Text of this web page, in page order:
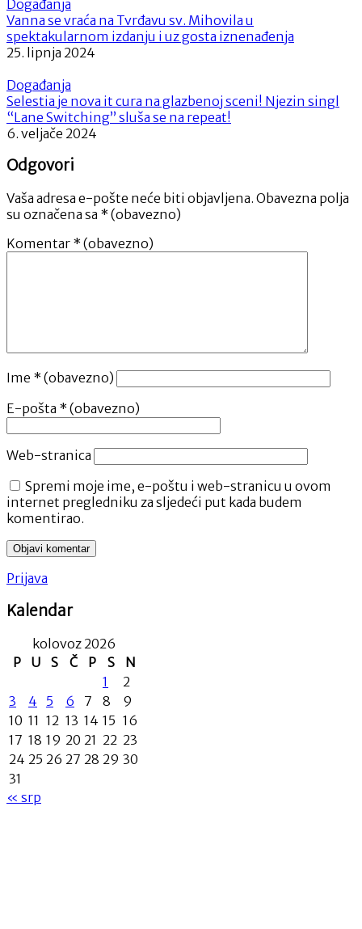
Događanja
Vanna se vraća na Tvrđavu sv. Mihovila u
spektakularnom izdanju i uz gosta iznenađenja
25. lipnja 2024
Događanja
Selestia je nova it cura na glazbenoj sceni! Njezin singl
“Lane Switching” sluša se na repeat!
6. veljače 2024
Odgovori
Vaša adresa e-pošte neće biti objavljena. Obavezna polja
su označena sa * (obavezno)
Komentar * (obavezno)
Ime * (obavezno)
E-pošta * (obavezno)
Web-stranica
Spremi moje ime, e-poštu i web-stranicu u ovom
internet pregledniku za sljedeći put kada budem
komentirao.
Prijava
Kalendar
kolovoz 2026
P
U S Č P S
N
1
2
3
4 5 6 7 8
9
10 11 12 13 14 15 16
17 18 19 20 21 22 23
24 25 26 27 28 29 30
31
« srp